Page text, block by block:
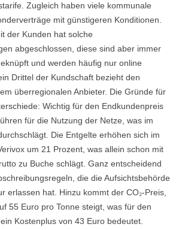
Zugleich haben viele kommunale
mit günstigeren Konditionen.
der Kunden hat solche
abgeschlossen, diese sind aber immer
und werden häufig nur online
Drittel der Kundschaft bezieht den
überregionalen Anbieter. Die Gründe für
Wichtig für den Endkundenpreis
für die Nutzung der Netze, was im
Die Entgelte erhöhen sich im
um 21 Prozent, was allein schon mit
zu Buche schlägt. Ganz entscheidend
die die Aufsichtsbehörde
erlassen hat. Hinzu kommt der CO₂-Preis,
55 Euro pro Tonne steigt, was für den
Kostenplus von 43 Euro bedeutet.